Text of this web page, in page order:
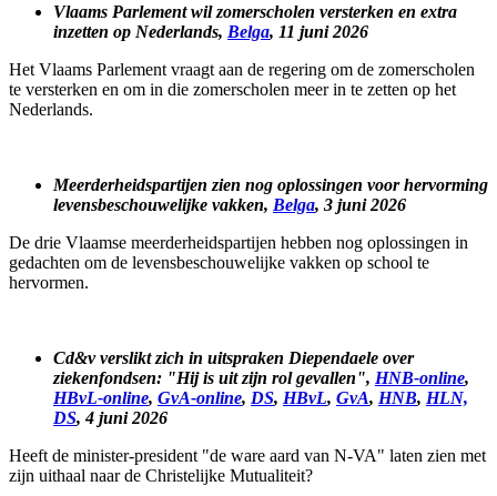
Vlaams Parlement wil zomerscholen versterken en extra
inzetten op Nederlands, Belga, 11 juni 2026
Het Vlaams Parlement vraagt aan de regering om de zomerscholen
te versterken en om in die zomerscholen meer in te zetten op het
Nederlands.
Meerderheidspartijen zien nog oplossingen voor hervorming
levensbeschouwelijke vakken, Belga, 3 juni 2026
De drie Vlaamse meerderheidspartijen hebben nog oplossingen in
gedachten om de levensbeschouwelijke vakken op school te
hervormen.
Cd&v verslikt zich in uitspraken Diependaele over
ziekenfondsen: "Hij is uit zijn rol gevallen", HNB-online,
HBvL-online, GvA-online, DS, HBvL, GvA, HNB, HLN,
DS, 4 juni 2026
Heeft de minister-president "de ware aard van N-VA" laten zien met
zijn uithaal naar de Christelijke Mutualiteit?